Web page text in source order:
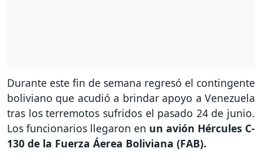
Durante este fin de semana regresó el contingente
boliviano que acudió a brindar apoyo a Venezuela
tras los terremotos sufridos el pasado 24 de junio.
Los funcionarios llegaron en un avión Hércules C-
130 de la Fuerza Áerea Boliviana (FAB).